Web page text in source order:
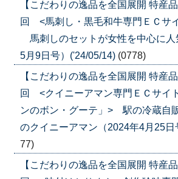
【こだわりの逸品を全国展開 特産
回 <馬刺し・黒毛和牛専門ＥＣサ
馬刺しのセットが女性を中心に人
5月9日号）('24/05/14) (0778)
【こだわりの逸品を全国展開 特産
回 <クイニーアマン専門ＥＣサイ
ンのボン・グーテ」> 駅の冷蔵自
のクイニーアマン（2024年4月25
77)
【こだわりの逸品を全国展開 特産